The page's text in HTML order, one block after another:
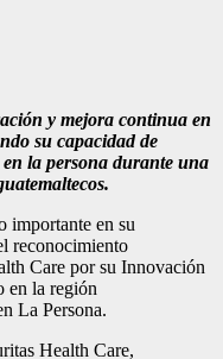
y mejora continua en
su capacidad de
la persona durante una
importante en su
reconocimiento
Care por su Innovación
en la región
La Persona.
Health Care,